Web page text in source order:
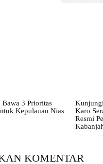
3 Prioritas
Kepulauan Nias
Karo
Resmi
KOMENTAR